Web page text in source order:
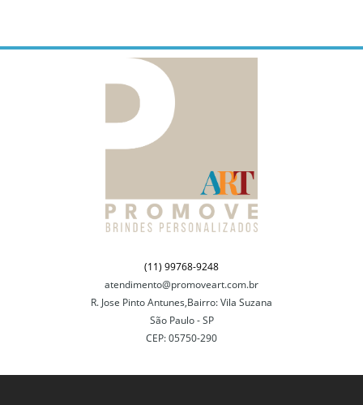
(11) 99768-9248
atendimento@promoveart.com.br
R. Jose Pinto Antunes,Bairro: Vila Suzana
São Paulo - SP
CEP: 05750-290